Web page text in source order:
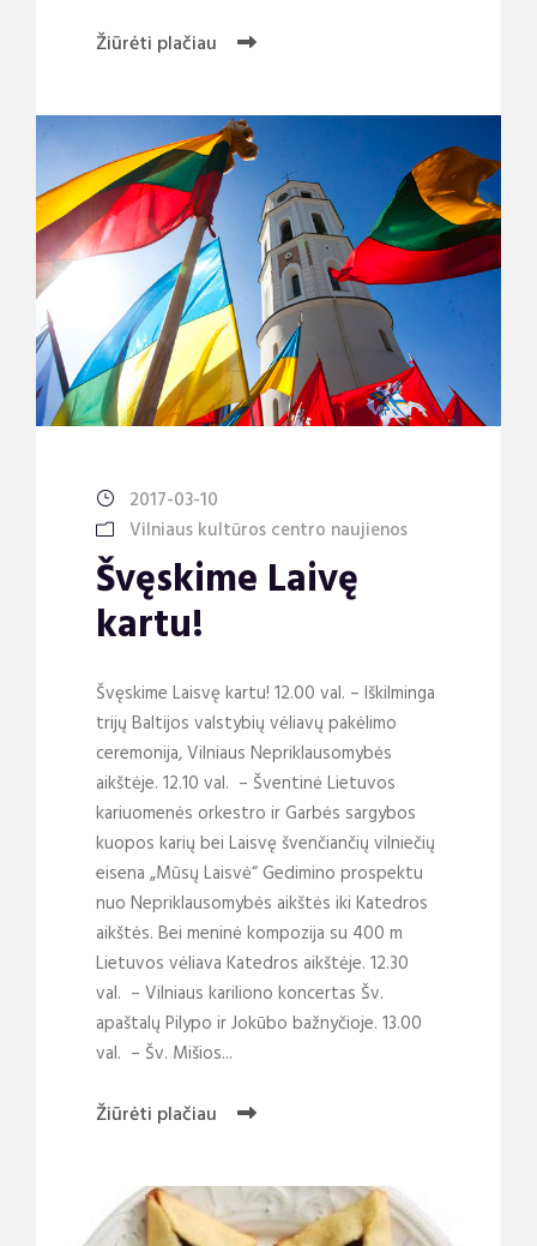
Žiūrėti plačiau
2017-03-10
Vilniaus kultūros centro naujienos
Švęskime Laivę
kartu!
Švęskime Laisvę kartu! 12.00 val. – Iškilminga
trijų Baltijos valstybių vėliavų pakėlimo
ceremonija, Vilniaus Nepriklausomybės
aikštėje. 12.10 val. – Šventinė Lietuvos
kariuomenės orkestro ir Garbės sargybos
kuopos karių bei Laisvę švenčiančių vilniečių
eisena „Mūsų Laisvė“ Gedimino prospektu
nuo Nepriklausomybės aikštės iki Katedros
aikštės. Bei meninė kompozija su 400 m
Lietuvos vėliava Katedros aikštėje. 12.30
val. – Vilniaus kariliono koncertas Šv.
apaštalų Pilypo ir Jokūbo bažnyčioje. 13.00
val. – Šv. Mišios...
Žiūrėti plačiau